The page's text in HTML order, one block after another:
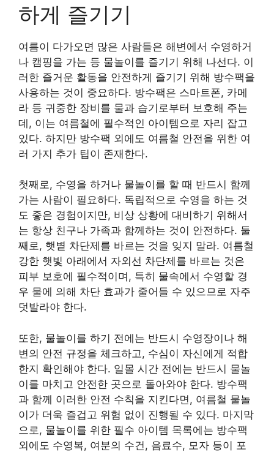
하게 즐기기
여름이 다가오면 많은 사람들은 해변에서 수영하거
나 캠핑을 가는 등 물놀이를 즐기기 위해 나선다. 이
러한 즐거운 활동을 안전하게 즐기기 위해 방수팩을
사용하는 것이 중요하다. 방수팩은 스마트폰, 카메
라 등 귀중한 장비를 물과 습기로부터 보호해 주는
데, 이는 여름철에 필수적인 아이템으로 자리 잡고
있다. 하지만 방수팩 외에도 여름철 안전을 위한 여
러 가지 추가 팁이 존재한다.
첫째로, 수영을 하거나 물놀이를 할 때 반드시 함께
가는 사람이 필요하다. 독립적으로 수영을 하는 것
도 좋은 경험이지만, 비상 상황에 대비하기 위해서
는 항상 친구나 가족과 함께하는 것이 안전하다. 둘
째로, 햇볕 차단제를 바르는 것을 잊지 말라. 여름철
강한 햇빛 아래에서 자외선 차단제를 바르는 것은
피부 보호에 필수적이며, 특히 물속에서 수영할 경
우 물에 의해 차단 효과가 줄어들 수 있으므로 자주
덧발라야 한다.
또한, 물놀이를 하기 전에는 반드시 수영장이나 해
변의 안전 규정을 체크하고, 수심이 자신에게 적합
한지 확인해야 한다. 일몰 시간 전에는 반드시 물놀
이를 마치고 안전한 곳으로 돌아와야 한다. 방수팩
과 함께 이러한 안전 수칙을 지킨다면, 여름철 물놀
이가 더욱 즐겁고 위험 없이 진행될 수 있다. 마지막
으로, 물놀이를 위한 필수 아이템 목록에는 방수팩
외에도 수영복, 여분의 수건, 음료수, 모자 등이 포